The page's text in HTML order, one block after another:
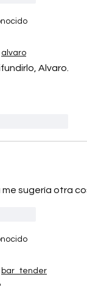
alvaro
Alvaro.
sugería otra
bar_tender